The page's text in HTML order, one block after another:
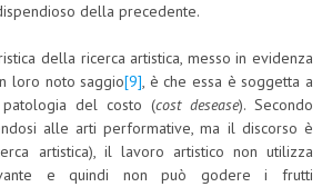
della precedente.
della ricerca artistica, messo in evidenza
loro noto saggio[9], è che essa è soggetta a
patologia del costo (cost desease). Secondo
alle arti performative, ma il discorso è
artistica), il lavoro artistico non utilizza
e quindi non può godere i frutti